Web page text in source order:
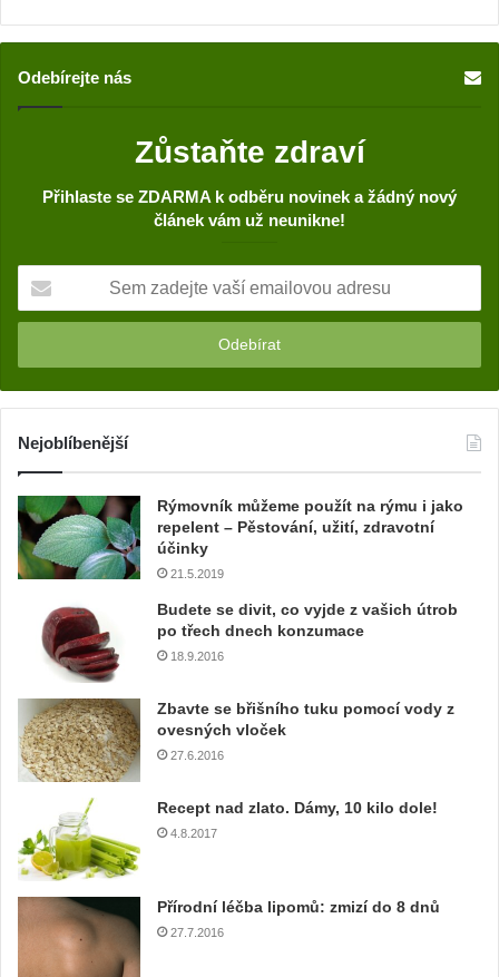
Odebírejte nás
Zůstaňte zdraví
Přihlaste se ZDARMA k odběru novinek a žádný nový
článek vám už neunikne!
m
a
d
j
v
a
š
í
l
v
o
d
r
Nejoblíbenější
Rýmovník můžeme použít na rýmu i jako
repelent – Pěstování, užití, zdravotní
účinky
21.5.2019
Budete se divit, co vyjde z vašich útrob
po třech dnech konzumace
18.9.2016
Zbavte se břišního tuku pomocí vody z
ovesných vloček
27.6.2016
Recept nad zlato. Dámy, 10 kilo dole!
4.8.2017
Přírodní léčba lipomů: zmizí do 8 dnů
27.7.2016